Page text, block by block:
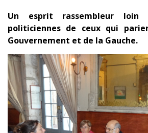
Un esprit rassembleur loin
politiciennes de ceux qui
Gouvernement et de la Gauche.